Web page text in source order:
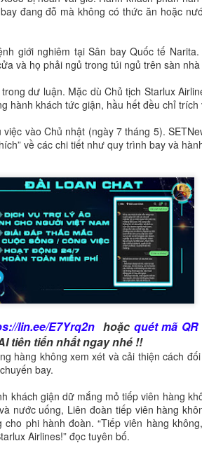
đang đỗ mà không có thức ăn hoặc
giới nghiêm tại Sân bay Quốc tế
và họ phải ngủ trong túi ngủ trên sàn nhà
dư luận. Mặc dù Chủ tịch Starlux
hành khách tức giận, hầu hết đều chỉ
vào Chủ nhật (ngày 7 tháng 5).
về các chi tiết như quy trình bay và
lin.ee/E7Yrq2nhoặc quét mã QR
tiên tiến nhất ngay nhé !!
hàng không xem xét và cải thiện cách
bay.
khách giận dữ mắng mỏ tiếp viên hàng
nước uống, Liên đoàn tiếp viên hàng
phi hành đoàn. “Tiếp viên hàng
Airlines!” đọc tuyên bố.
cầu di chuyển về phía đông bắc và biến
Loan đã theo dõi 61 máy bay quân sự và
tăng cường sử dụng chiến thuật vùng
quanh Đài Loan.
lực hoặc một loạt nỗ lực vượt ra ngoài
an ninh của một quốc gia mà không cần
VIETVIP PRO ĐƠN GIẢN
?
TỈ LỆ ĂN TẠI VIETVIP PRO